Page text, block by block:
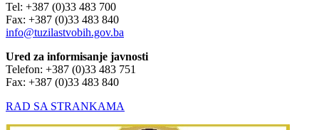
Tel: +387 (0)33 483 700
Fax: +387 (0)33 483 840
info@tuzilastvobih.gov.ba
Ured za informisanje javnosti
Telefon: +387 (0)33 483 751
Fax: +387 (0)33 483 840
RAD SA STRANKAMA